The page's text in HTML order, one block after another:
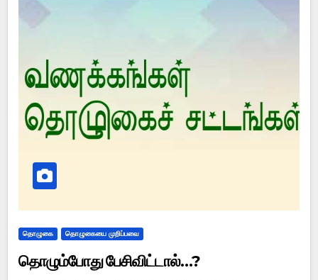
தொழுகை தொழுகையை முறிப்பவை
தொழும்போது பேசிவிட்டால்…?